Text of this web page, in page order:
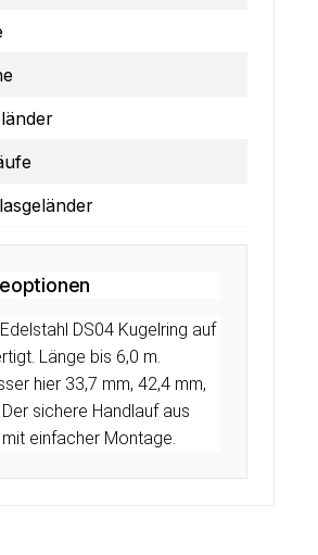
DS04 Kugelring auf
Länge bis 6,0 m.
hier 33,7 mm, 42,4 mm,
sichere Handlauf aus
einfacher Montage.